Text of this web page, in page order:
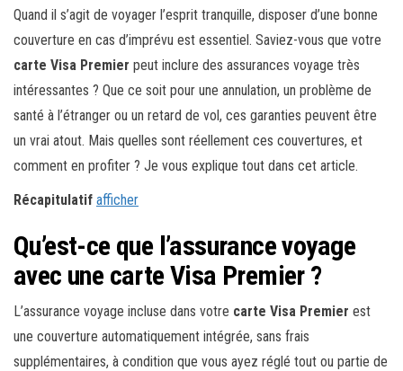
Quand il s’agit de voyager l’esprit tranquille, disposer d’une bonne
couverture en cas d’imprévu est essentiel. Saviez-vous que votre
carte Visa Premier peut inclure des assurances voyage très
intéressantes ? Que ce soit pour une annulation, un problème de
santé à l’étranger ou un retard de vol, ces garanties peuvent être
un vrai atout. Mais quelles sont réellement ces couvertures, et
comment en profiter ? Je vous explique tout dans cet article.
Récapitulatif afficher
Qu’est-ce que l’assurance voyage
avec une carte Visa Premier ?
L’assurance voyage incluse dans votre carte Visa Premier est
une couverture automatiquement intégrée, sans frais
supplémentaires, à condition que vous ayez réglé tout ou partie de